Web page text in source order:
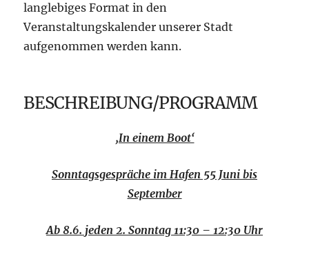
langlebiges Format in den
Veranstaltungskalender unserer Stadt
aufgenommen werden kann.
BESCHREIBUNG/PROGRAMM
‚In einem Boot‘
Sonntagsgespräche im Hafen 55 Juni bis
September
Ab 8.6. jeden 2. Sonntag 11:30 – 12:30 Uhr